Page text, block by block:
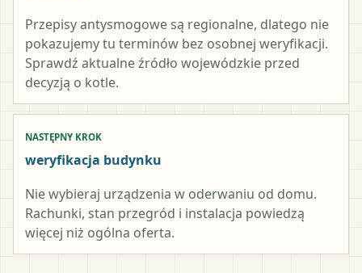
Przepisy antysmogowe są regionalne, dlatego nie
pokazujemy tu terminów bez osobnej weryfikacji.
Sprawdź aktualne źródło wojewódzkie przed
decyzją o kotle.
NASTĘPNY KROK
weryfikacja budynku
Nie wybieraj urządzenia w oderwaniu od domu.
Rachunki, stan przegród i instalacja powiedzą
więcej niż ogólna oferta.